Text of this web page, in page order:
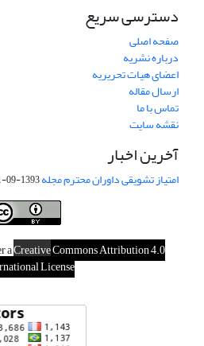
دسترسی سریع
صفحه اصلی
درباره نشریه
اعضای هیات تحریریه
ارسال مقاله
تماس با ما
نقشه سایت
آخرین اخبار
امتیاز تشویقی داوران محترم مجله1393-09-01
aCreativeCommons Attribution 4.0
License